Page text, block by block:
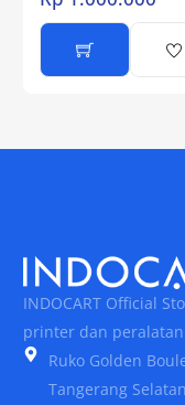
INDOCART Official
printer dan
Ruko Golden
Tangerang